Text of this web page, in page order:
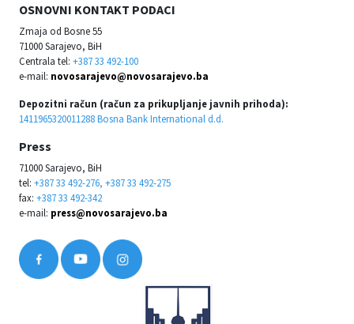
OSNOVNI KONTAKT PODACI
Zmaja od Bosne 55
71000 Sarajevo, BiH
Centrala tel: +387 33 492-100
e-mail: novosarajevo@novosarajevo.ba
Depozitni račun (račun za prikupljanje javnih prihoda):
1411965320011288 Bosna Bank International d.d.
Press
71000 Sarajevo, BiH
tel: +387 33 492-276, +387 33 492-275
fax: +387 33 492-342
e-mail: press@novosarajevo.ba